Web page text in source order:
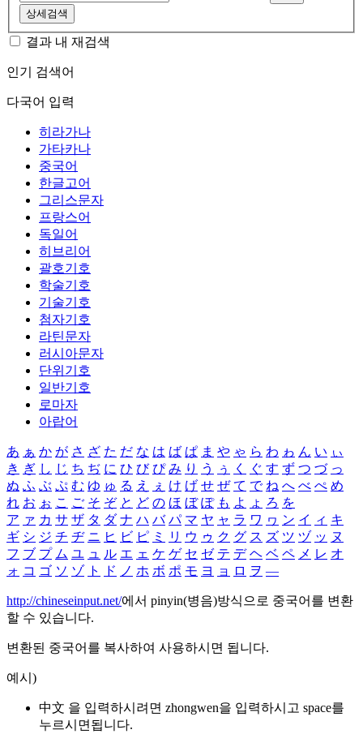
상세검색
결과 내 재검색
인기 검색어
다국어 입력
히라가나
가타카나
중국어
한글고어
그리스문자
프랑스어
독일어
히브리어
괄호기호
학술기호
기술기호
첨자기호
라틴문자
러시아문자
단위기호
일반기호
로마자
아랍어
あ ぁ か が さ ざ た だ な は ば ぱ ま や ゃ ら わ ゎ ん い ぃ
き ぎ し じ ち ぢ に ひ び ぴ み り う ぅ く ぐ す ず つ づ っ
ぬ ふ ぶ ぷ む ゆ ゅ る え ぇ け げ せ ぜ て で ね へ べ ぺ め
れ お ぉ こ ご そ ぞ と ど の ほ ぼ ぽ も よ ょ ろ を
ア ァ カ サ ザ タ ダ ナ ハ バ パ マ ヤ ャ ラ ワ ヮ ン イ ィ キ
ギ シ ジ チ ヂ ニ ヒ ビ ピ ミ リ ウ ゥ ク グ ス ズ ツ ヅ ッ ヌ
フ ブ プ ム ユ ュ ル エ ェ ケ ゲ セ ゼ テ デ ヘ ベ ペ メ レ オ
ォ コ ゴ ソ ゾ ト ド ノ ホ ボ ポ モ ヨ ョ ロ ヲ ―
http://chineseinput.net/에서 pinyin(병음)방식으로 중국어를 변환
할 수 있습니다.
변환된 중국어를 복사하여 사용하시면 됩니다.
예시)
中文 을 입력하시려면 zhongwen을 입력하시고 space를
누르시면됩니다.